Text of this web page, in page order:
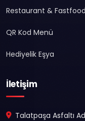
Restaurant & Fastfood
QR Kod Menü
Hediyelik Eşya
İletişim
Talatpaşa Asfaltı